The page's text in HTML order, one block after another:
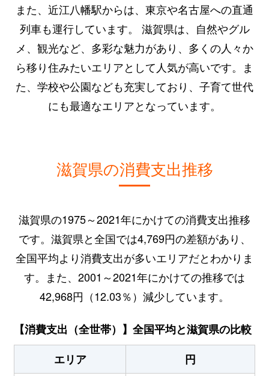
また、近江八幡駅からは、東京や名古屋への直通
列車も運行しています。 滋賀県は、自然やグル
メ、観光など、多彩な魅力があり、多くの人々か
ら移り住みたいエリアとして人気が高いです。ま
た、学校や公園なども充実しており、子育て世代
にも最適なエリアとなっています。
滋賀県の消費支出推移
滋賀県の1975～2021年にかけての消費支出推移
です。滋賀県と全国では4,769円の差額があり、
全国平均より消費支出が多いエリアだとわかりま
す。また、2001～2021年にかけての推移では
42,968円（12.03％）減少しています。
【消費支出（全世帯）】全国平均と滋賀県の比較
エリア
円